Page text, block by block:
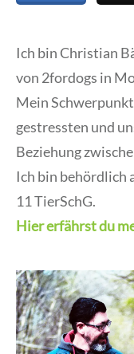
Ich bin Christian
von 2fordogs in
Mein
gestressten und
Beziehung
Ich bin behördlich
11 TierSchG.
Hier erfährst du